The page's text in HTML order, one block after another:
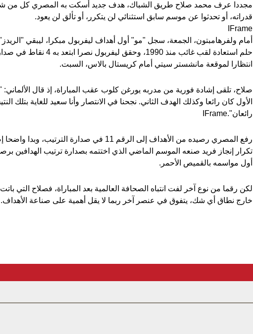
مجددا عرف محمد صلاح طريق الشباك، هدف جديد أسكت به المصري كل من
قدراته، أو تحدثوا عن موسم سابق استثنائي لن يتكرر، أو تألق لن يعود.
IFrame
أمام ولفرهامبتون، الجمعة، سجل "مو" أول أهداف ليفربول مبكرا، ليبقي
حلم استعادة لقب غائب منذ 1990، وحقق ليفربول
انتظارا لموقعة مانشستر سيتي أمام كريستال بالاس، السبت.
صلاح، تلقى إشادة فورية من مدربه يورغن كلوب عقب المباراة، إذ قال
الأول كان رائعا وكذلك الهدف الثاني. نجحنا في الانتصار وأنا سعيد للغاية بتلك
رائعان".IFrame
رفع المصري رصيده من الأهداف إلى الرقم 11 في صدارة الترتيب،
أول مواسمه بالقميص الأحمر.
لكن رقما من نوع آخر لفت انتباه الصحافة العالمية بعد المباراة، فصلاح التي باتت
خارج نطاق أي شك، يتفوق في عنصر آخر ربما لا يقل أهمية على صناعة الأهداف.